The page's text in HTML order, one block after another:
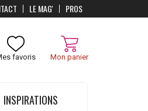
Mon panier
favoris
INSPIRATIONS
PROS
LE MAG'
dès 100 €